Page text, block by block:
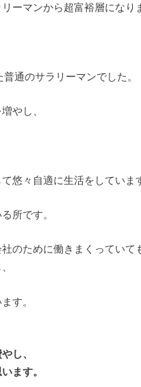
ーマンから超富裕層になり
通のサラリーマンでした。
やし、
悠々自適に生活をしていま
所です。
のために働きまくっていて
す。
し、
ます。